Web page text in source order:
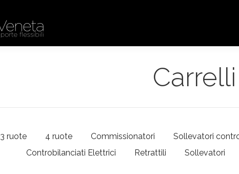
3 ruote 4 ruote Commissionatori Sollevatori
Controbilanciati Elettrici
Retrattili Sollevatori